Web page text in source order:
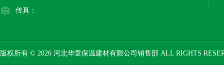
传真：
版权所有 © 2026 河北华章保温建材有限公司销售部 ALL RIGHTS